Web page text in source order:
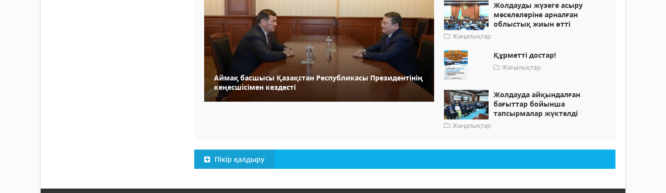
Аймақ басшысы Қазақстан Республикасы Президентінің
кеңесшісімен кездесті
Жолдауды жүзеге асыру
мәселелеріне арналған
облыстық жиын өтті
Жаңалықтар
Құрметті достар!
Жаңалықтар
Жолдауда айқындалған
бағыттар бойынша
тапсырмалар жүктелді
Жаңалықтар
Пікір қалдыру